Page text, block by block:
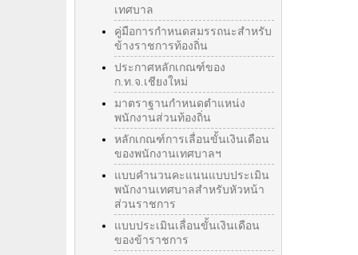
เทศบาล
คู่มือการกำหนดสมรรถนะสำหรับ
ข้างราชการท้องถิ่น
ประกาศหลักเกณฑ์ของ
ก.ท.จ.เชียงใหม่
มาตราฐานกำหนดตำแหน่ง
พนักงานส่วนท้องถิ่น
หลักเกณฑ์การเลื่อนขั้นเงินเดือน
ของพนักงานเทศบาลฯ
แบบคำนวนคะแนนแบบประเมิน
พนักงานเทศบาลสำหรับหัวหน้า
ส่วนราชการ
แบบประเมินเลื่อนขั้นเงินเดือน
ของข้าราชการ